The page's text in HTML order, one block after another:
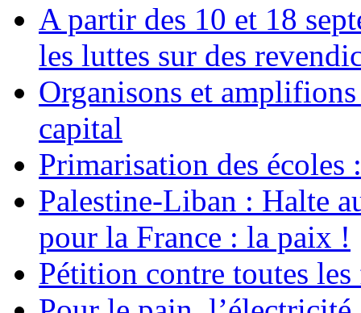
A partir des 10 et 18
les luttes sur des
Organisons et
capital
Primarisation des
Palestine-Liban : Halte
pour la France : la paix !
Pétition contre toutes les